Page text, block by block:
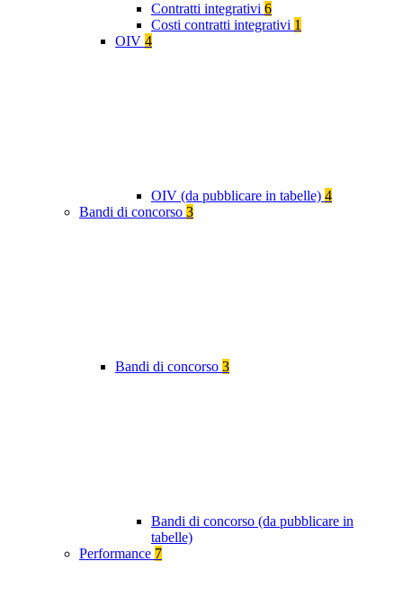
Contratti integrativi 6
Costi contratti integrativi 1
OIV 4
OIV (da pubblicare in tabelle) 4
Bandi di concorso 3
Bandi di concorso 3
Bandi di concorso (da pubblicare in
tabelle)
Performance 7